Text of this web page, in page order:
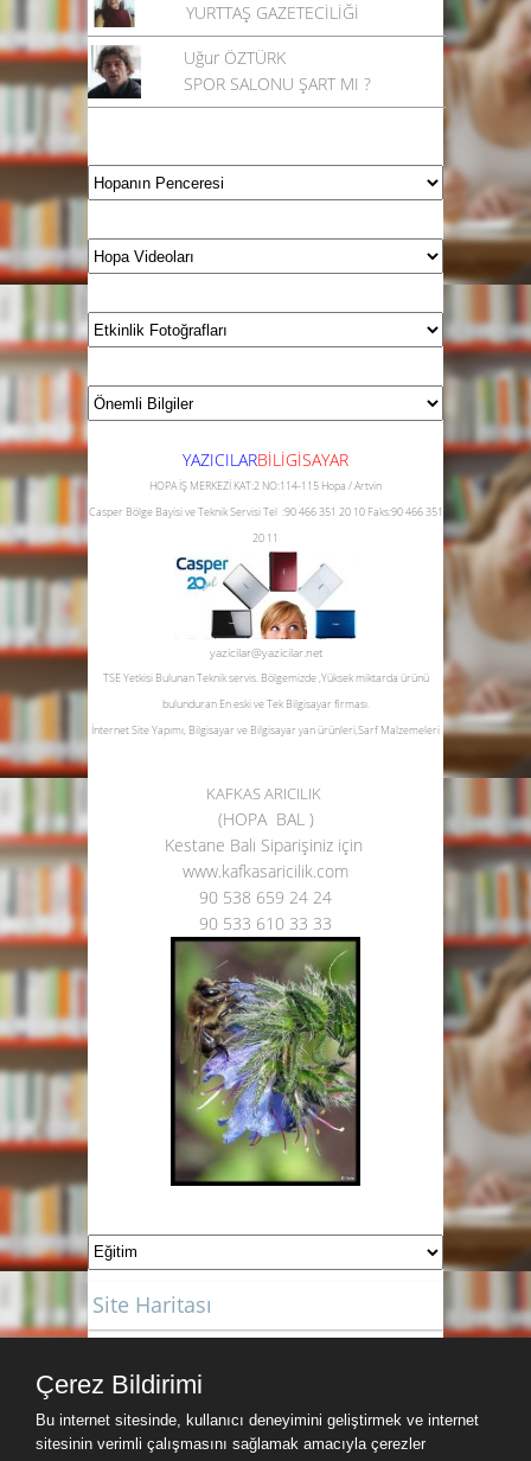
YURTTAŞ GAZETECİLİĞİ
Uğur ÖZTÜRK
SPOR SALONU ŞART MI ?
YAZICILARBİLİGİSAYAR
HOPA İŞ MERKEZİ KAT:2 NO:114-115 Hopa / Artvin
Casper Bölge Bayisi ve Teknik ServisiTel :90 466 351 20 10 Faks:90 466 351
20 11
yazicilar@yazicilar.net
TSE Yetkisi Bulunan Teknik servis. Bölgemizde ,Yüksek miktarda ürünü
bulunduran En eski ve Tek Bilgisayar firması.
İnternet Site Yapımı, Bilgisayar ve Bilgisayar yan ürünleri,Sarf Malzemeleri
KAFKAS ARICILIK
(HOPA BAL )
Kestane Balı Siparişiniz için
www.kafkasaricilik.com
90 538 659 24 24
90 533 610 33 33
Site Haritası
Hava Durumu
Çerez Bildirimi
Bu internet sitesinde, kullanıcı deneyimini geliştirmek ve internet
sitesinin verimli çalışmasını sağlamak amacıyla çerezler